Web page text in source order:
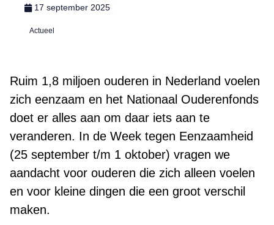
17 september 2025
Actueel
Ruim 1,8 miljoen ouderen in Nederland voelen
zich eenzaam en het Nationaal Ouderenfonds
doet er alles aan om daar iets aan te
veranderen. In de Week tegen Eenzaamheid
(25 september t/m 1 oktober) vragen we
aandacht voor ouderen die zich alleen voelen
en voor kleine dingen die een groot verschil
maken.